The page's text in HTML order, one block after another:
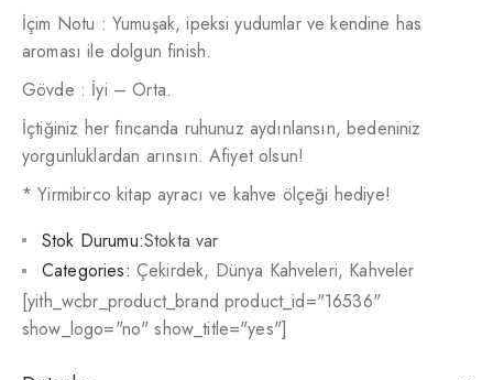
İçim Notu : Yumuşak, ipeksi yudumlar ve kendine has
aroması ile dolgun finish.
Gövde : İyi – Orta.
İçtiğiniz her fincanda ruhunuz aydınlansın, bedeniniz
yorgunluklardan arınsın. Afiyet olsun!
* Yirmibirco kitap ayracı ve kahve ölçeği hediye!
Stok Durumu:Stokta var
Categories: Çekirdek, Dünya Kahveleri, Kahveler
[yith_wcbr_product_brand product_id="16536"
show_logo="no" show_title="yes"]